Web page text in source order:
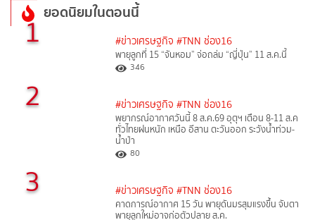
ยอดนิยมในตอนนี้
1 #ข่าวเศรษฐกิจ #TNN ช่อง16
พายุลูกที่ 15 “จันหอม” จ่อถล่ม “ญี่ปุ่น” 11 ส.ค.นี้
346
2 #ข่าวเศรษฐกิจ #TNN ช่อง16
พยากรณ์อากาศวันนี้ 8 ส.ค.69 อุตุฯ เตือน 8-11 ส.ค
ทั่วไทยฝนหนัก เหนือ อีสาน ตะวันออก ระวังน้ำท่วม-
น้ำป่า
80
3 #ข่าวเศรษฐกิจ #TNN ช่อง16
คาดการณ์อากาศ 15 วัน พายุดันมรสุมแรงขึ้น จับตา
พายุลูกใหม่อาจก่อตัวปลาย ส.ค.